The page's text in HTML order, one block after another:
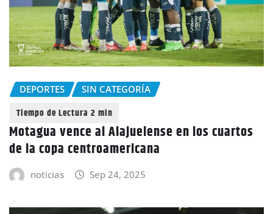
DEPORTES SIN CATEGORÍA
Motagua vence al Alajuelense en los cuartos
de la copa centroamericana
noticias Sep 24, 2025